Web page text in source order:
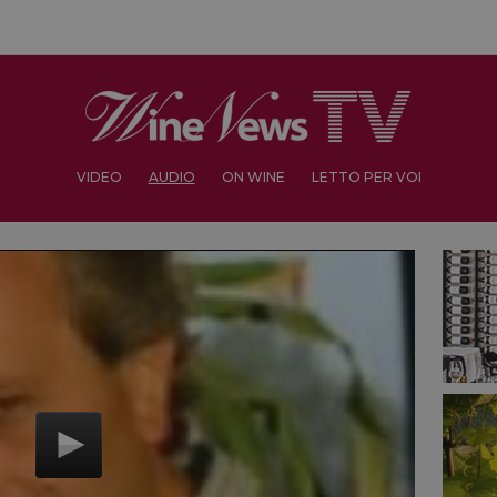
VIDEO AUDIO ON WINE LETTO PER VOI